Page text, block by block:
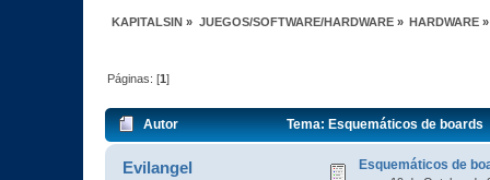
KAPITALSIN » JUEGOS/SOFTWARE/HARDWARE» HARDWARE»
Páginas: [1]
Autor Tema: Esquemáticos de boards
Evilangel Esquemáticos de